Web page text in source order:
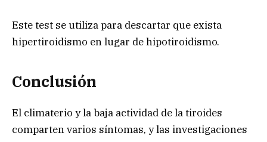
Este test se utiliza para descartar que exista
hipertiroidismo en lugar de hipotiroidismo.
Conclusión
El climaterio y la baja actividad de la tiroides
comparten varios síntomas, y las investigaciones